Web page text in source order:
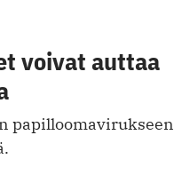
voivat auttaa
papilloomavirukseen